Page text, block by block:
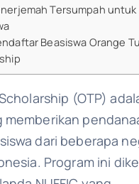
Tersumpah untuk
Beasiswa Orange
(OTP)
memberikan
dari beberapa
Program ini